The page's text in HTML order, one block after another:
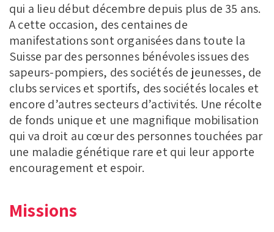
qui a lieu début décembre depuis plus de 35 ans.
A cette occasion, des centaines de
manifestations sont organisées dans toute la
Suisse par des personnes bénévoles issues des
sapeurs-pompiers, des sociétés de jeunesses, de
clubs services et sportifs, des sociétés locales et
encore d’autres secteurs d’activités. Une récolte
de fonds unique et une magnifique mobilisation
qui va droit au cœur des personnes touchées par
une maladie génétique rare et qui leur apporte
encouragement et espoir.
Missions